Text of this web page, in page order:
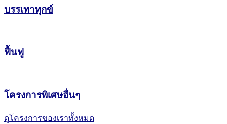
บรรเทาทุกข์
ฟื้นฟู
โครงการพิเศษอื่นๆ
ดูโครงการของเราทั้งหมด